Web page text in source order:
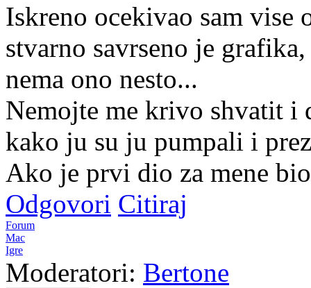
Iskreno ocekivao sam vise
stvarno savrseno je
nema ono nesto...
Nemojte me krivo shvatit i
kako ju su ju pumpali i
Ako je prvi dio za mene
Odgovori Citiraj
Forum
Mac
Igre
Moderatori: Bertone